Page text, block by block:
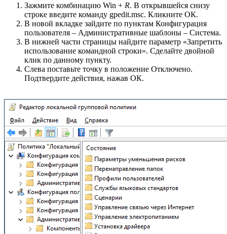
Зажмите комбинацию Win + R. В открывшейся снизу
строке введите команду gpedit.msc. Кликните ОК.
В новой вкладке зайдите по пунктам Конфигурация
пользователя – Административные шаблоны – Система.
В нижней части страницы найдите параметр «Запретить
использование командной строки». Сделайте двойной
клик по данному пункту.
Слева поставьте точку в положение Отключено.
Подтвердите действия, нажав ОК.